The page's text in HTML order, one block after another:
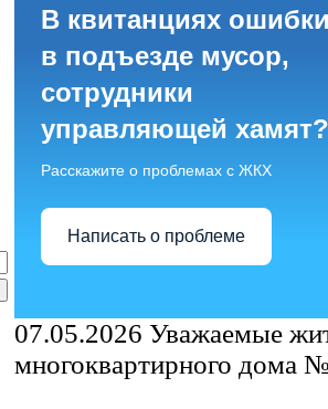
В квитанциях
в подъезде мусор,
сотрудники
управляющей хамят?
Расскажите о проблемах с ЖКХ
Написать о проблеме
07.05.2026 Уважаемые
многоквартирного дома